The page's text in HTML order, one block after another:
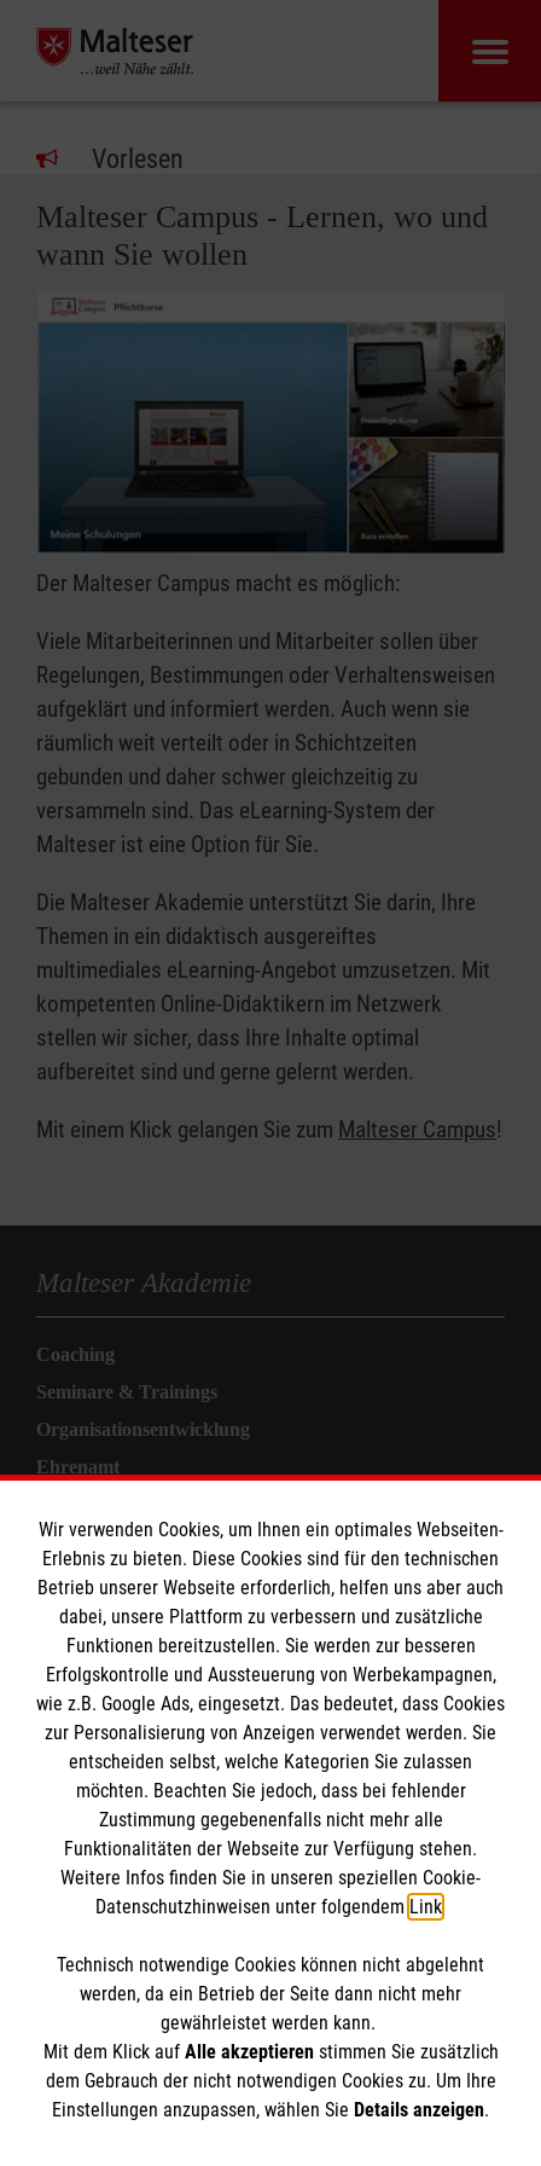
Vorlesen
Malteser Campus - Lernen, wo und
wann Sie wollen
Der Malteser Campus macht es möglich:
Viele Mitarbeiterinnen und Mitarbeiter sollen über
Regelungen, Bestimmungen oder Verhaltensweisen
aufgeklärt und informiert werden. Auch wenn sie
räumlich weit verteilt oder in Schichtzeiten
gebunden und daher schwer gleichzeitig zu
versammeln sind. Das eLearning-System der
Malteser ist eine Option für Sie.
Die Malteser Akademie unterstützt Sie darin, Ihre
Themen in ein didaktisch ausgereiftes
multimediales eLearning-Angebot umzusetzen. Mit
kompetenten Online-Didaktikern im Netzwerk
stellen wir sicher, dass Ihre Inhalte optimal
aufbereitet sind und gerne gelernt werden.
Mit einem Klick gelangen Sie zum Malteser Campus!
Malteser Akademie
Coaching
Seminare & Trainings
Organisationsentwicklung
Ehrenamt
Informationen
Kontakt
Impressum
Datenschutz
Malteser online
Malteser Campus
Malteser E-Werk
Malteser Kommende
Spendenkonto
Empfänger: Malteser Hilfsdienst e.V.
Wir verwenden Cookies, um Ihnen ein optimales Webseiten-
Erlebnis zu bieten. Diese Cookies sind für den technischen
Betrieb unserer Webseite erforderlich, helfen uns aber auch
dabei, unsere Plattform zu verbessern und zusätzliche
Funktionen bereitzustellen. Sie werden zur besseren
Erfolgskontrolle und Aussteuerung von Werbekampagnen,
wie z.B. Google Ads, eingesetzt. Das bedeutet, dass Cookies
zur Personalisierung von Anzeigen verwendet werden. Sie
entscheiden selbst, welche Kategorien Sie zulassen
möchten. Beachten Sie jedoch, dass bei fehlender
Zustimmung gegebenenfalls nicht mehr alle
Funktionalitäten der Webseite zur Verfügung stehen.
Weitere Infos finden Sie in unseren speziellen Cookie-
Datenschutzhinweisen unter folgendem Link.
Technisch notwendige Cookies können nicht abgelehnt
werden, da ein Betrieb der Seite dann nicht mehr
gewährleistet werden kann.
Mit dem Klick auf Alle akzeptierenstimmen Sie zusätzlich
dem Gebrauch der nicht notwendigen Cookies zu. Um Ihre
Einstellungen anzupassen, wählen Sie Details anzeigen.